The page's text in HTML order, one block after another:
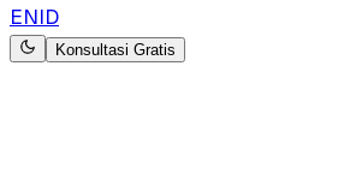
ENID
Konsultasi Gratis